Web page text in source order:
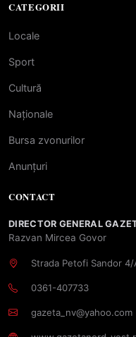
CATEGORII
Locale
Sport
Cultură
Naționale
Bursa zvonurilor
Anunțuri
CONTACT
DIRECTOR GENERAL
Razvan Mircea Govor
Strada Petofi Sandor
0361-407733
gazeta_nv@yahoo.com